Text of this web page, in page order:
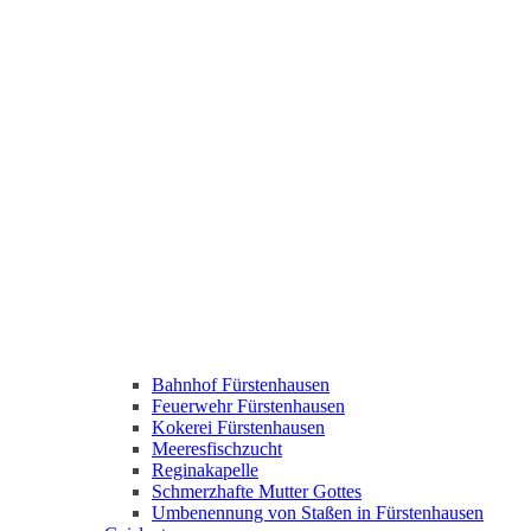
Bahnhof Fürstenhausen
Feuerwehr Fürstenhausen
Kokerei Fürstenhausen
Meeresfischzucht
Reginakapelle
Schmerzhafte Mutter Gottes
Umbenennung von Staßen in Fürstenhausen